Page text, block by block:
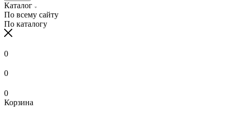
Каталог
По всему сайту
По каталогу
0
0
0
Корзина